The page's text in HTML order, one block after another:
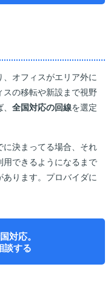
、オフィスがエリア外に
の移転や新設まで視野
全国対応の回線を選定
に決まってる場合、それ
用できるようになるまで
ります。プロバイダに
対応。
談する